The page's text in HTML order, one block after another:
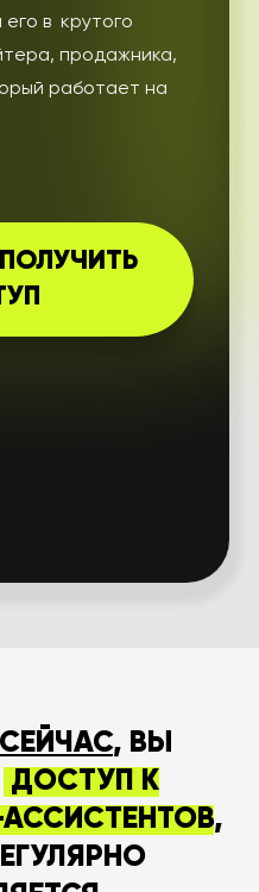
в крутого
продажника,
работает на
СЕЙЧАС, ВЫ
ДОСТУП К
АССИСТЕНТОВ,